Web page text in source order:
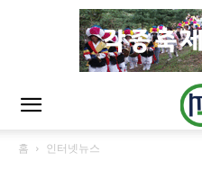
홈 인터넷뉴스